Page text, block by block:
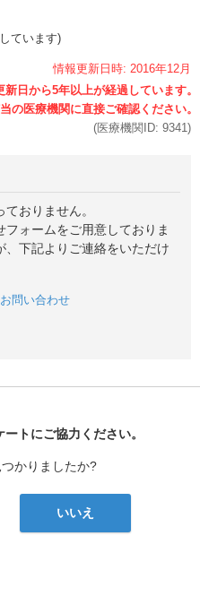
ています)
情報更新日時: 2016年12月
(医療機関ID: 9341)
おりません。
ォームをご用意しておりま
下記よりご連絡をいただけ
問い合わせ
トにご協力ください。
かりましたか?
いいえ